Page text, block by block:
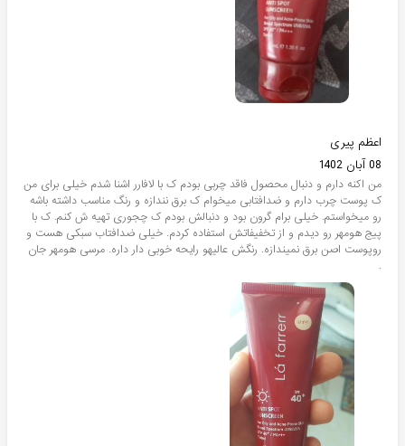
اعظم پیری
08 آبان 1402
من اکنه دارم و دنبال محصول فاقد چربی بودم ک با لافارر اشنا شدم خیلی برای من
ک پوست چرب دارم و ضدافتابی میخوام ک برق نندازه و رنگ مناسب داشته باشه
رو میخواستم. خیلی برام گرون بود و دنبالش بودم ک چجوری تهیه ش کنم. ک با
پیج هومهر رو دیدم و از تخفیفاتش استفاده کردم. خیلی ضدافتاب سبکی هست و
روپوست اصن برق نمیندازه. رنگش عالیهو رایحه خوبی دار داره. مرسی هومهر جان
.